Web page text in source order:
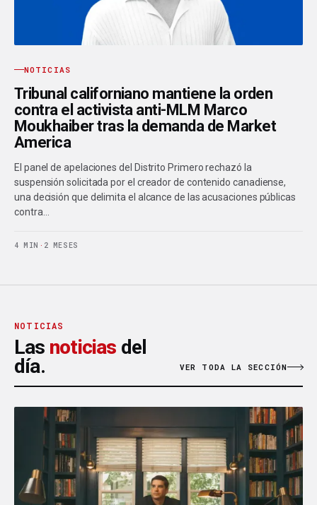
NOTICIAS
Tribunal californiano mantiene la orden
contra el activista anti-MLM Marco
Moukhaiber tras la demanda de Market
America
El panel de apelaciones del Distrito Primero rechazó la
suspensión solicitada por el creador de contenido canadiense,
una decisión que delimita el alcance de las acusaciones públicas
contra…
4 MIN · 2 MESES
NOTICIAS
Las noticias del
día.
VER TODA LA SECCIÓN